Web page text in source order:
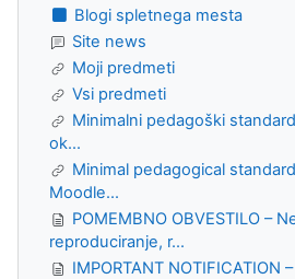
Blogi spletnega mesta
Site news
Moji predmeti
Vsi predmeti
Minimalni pedagoški
ok...
Minimal pedagogical
Moodle...
POMEMBNO OBVESTILO –
reproduciranje, r...
IMPORTANT NOTIFICATION